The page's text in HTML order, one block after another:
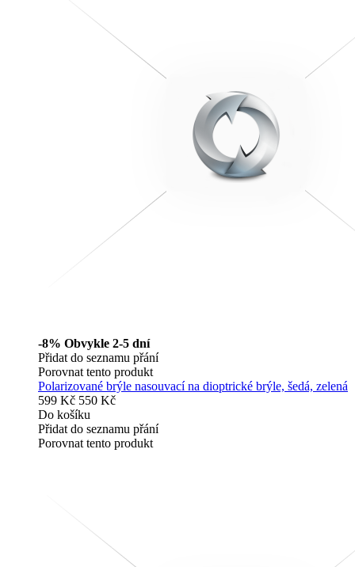
-8% Obvykle 2-5 dní
Přidat do seznamu přání
Porovnat tento produkt
Polarizované brýle nasouvací na dioptrické brýle, šedá, zelená
599 Kč 550 Kč
Do košíku
Přidat do seznamu přání
Porovnat tento produkt